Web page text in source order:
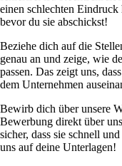
einen schlechten Eindruck
bevor du sie abschickst!
Beziehe dich auf die
genau an und zeige, wie
passen. Das zeigt uns,
dem Unternehmen
Bewirb dich über unsere
Bewerbung direkt über
sicher, dass sie schnell
uns auf deine Unterlagen!